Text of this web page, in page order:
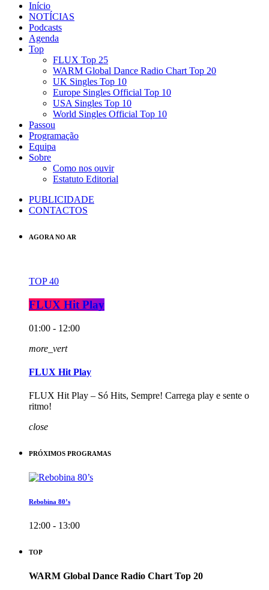
Início
NOTÍCIAS
Podcasts
Agenda
Top
FLUX Top 25
WARM Global Dance Radio Chart Top 20
UK Singles Top 10
Europe Singles Official Top 10
USA Singles Top 10
World Singles Official Top 10
Passou
Programação
Equipa
Sobre
Como nos ouvir
Estatuto Editorial
PUBLICIDADE
CONTACTOS
AGORA NO AR
TOP 40
FLUX Hit Play
01:00 - 12:00
more_vert
FLUX Hit Play
FLUX Hit Play – Só Hits, Sempre! Carrega play e sente o
ritmo!
close
PRÓXIMOS PROGRAMAS
Rebobina 80’s
12:00 - 13:00
TOP
WARM Global Dance Radio Chart Top 20